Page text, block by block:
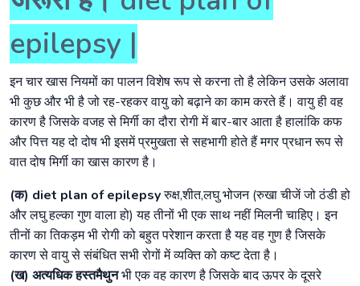
epilepsy |
इन चार खास नियमों का पालन विशेष रूप से करना तो है लेकिन उसके अलावा
भी कुछ और भी है जो रह-रहकर वायु को बढ़ाने का काम करते हैं। वायु ही वह
कारण है जिसके वजह से मिर्गी का दौरा रोगी में बार-बार आता है हालांकि कफ
और पित्त यह दो दोष भी इसमें प्रमुखता से सहभागी होते हैं मगर प्रधान रूप से
वात दोष मिर्गी का खास कारण है।
(क) diet plan of epilepsyरुक्ष,शीत,लघु भोजन (रुखा चीजें जो ठंडी हो
और लघु हल्का गुण वाला हो) यह तीनों भी एक साथ नहीं मिलनी चाहिए। इन
तीनों का तिकड़म भी रोगी को बहुत परेशान करता है यह वह गुण है जिसके
कारण से वायु से संबंधित सभी रोगों में व्यक्ति को कष्ट देता है।
(ख) अत्यधिक हस्तमैथुनभी एक वह कारण है जिसके बाद ऊपर के दूसरे